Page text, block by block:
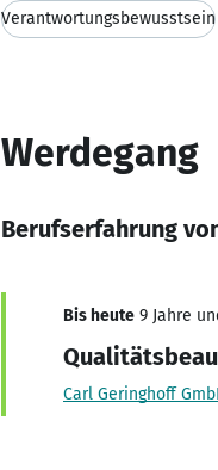
Verantwortungsbewusstsein
Werdegang
Berufserfahrung
Bis heute 9 Jahre
Carl Geringhoff